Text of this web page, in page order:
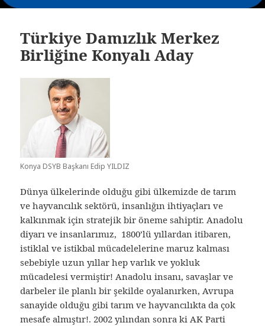
Türkiye Damızlık Merkez
Birliğine Konyalı Aday
Konya DSYB Başkanı Edip YILDIZ
Dünya ülkelerinde olduğu gibi ülkemizde de tarım
ve hayvancılık sektörü, insanlığın ihtiyaçları ve
kalkınmak için stratejik bir öneme sahiptir. Anadolu
diyarı ve insanlarımız, 1800’lü yıllardan itibaren,
istiklal ve istikbal mücadelelerine maruz kalması
sebebiyle uzun yıllar hep varlık ve yokluk
mücadelesi vermiştir! Anadolu insanı, savaşlar ve
darbeler ile planlı bir şekilde oyalanırken, Avrupa
sanayide olduğu gibi tarım ve hayvancılıkta da çok
mesafe almıştır!. 2002 yılından sonra ki AK Parti